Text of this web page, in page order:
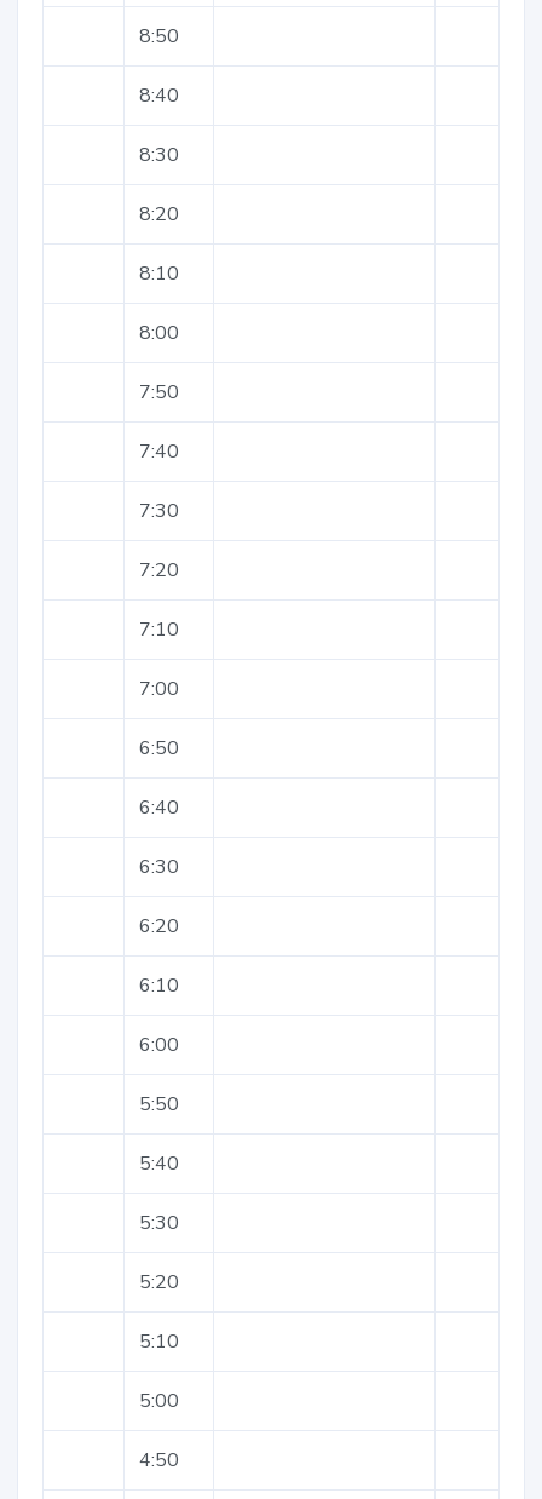
8:50
8:40
8:30
8:20
8:10
8:00
7:50
7:40
7:30
7:20
7:10
7:00
6:50
6:40
6:30
6:20
6:10
6:00
5:50
5:40
5:30
5:20
5:10
5:00
4:50